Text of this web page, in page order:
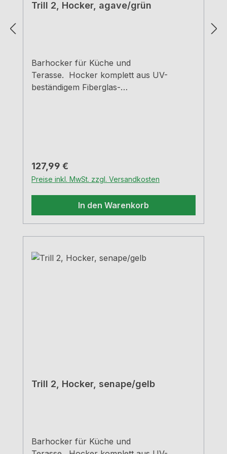
Trill 2, Hocker, agave/grün
Barhocker für Küche und
Terasse. Hocker komplett aus UV-
beständigem Fiberglas-
Fußkappen platzsparend stapelbar leicht
zu transportieren belastbar bis ca. 150
kg pflegeleicht und langlebig entspricht
der Norm UNI EN 581/1/2–UNI EN
16139 Gesamthöhe 85,5 cm, Sitztiefe 39,5
cm, Sitzbreite 37 cm, Sitzhöhe 65 cm
Regulärer Preis:
127,99 €
Preise inkl. MwSt. zzgl. Versandkosten
In den Warenkorb
Trill 2, Hocker, senape/gelb
Barhocker für Küche und